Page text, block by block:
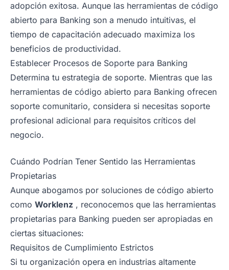
adopción exitosa. Aunque las herramientas de código
abierto para Banking son a menudo intuitivas, el
tiempo de capacitación adecuado maximiza los
beneficios de productividad.
Establecer Procesos de Soporte para Banking
Determina tu estrategia de soporte. Mientras que las
herramientas de código abierto para Banking ofrecen
soporte comunitario, considera si necesitas soporte
profesional adicional para requisitos críticos del
negocio.
Cuándo Podrían Tener Sentido las Herramientas
Propietarias
Aunque abogamos por soluciones de código abierto
como Worklenz , reconocemos que las herramientas
propietarias para Banking pueden ser apropiadas en
ciertas situaciones:
Requisitos de Cumplimiento Estrictos
Si tu organización opera en industrias altamente